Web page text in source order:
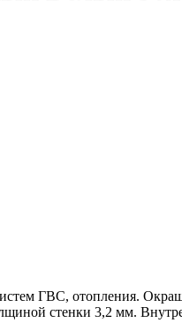
ГВС, отопления.
стенки 3,2 мм.